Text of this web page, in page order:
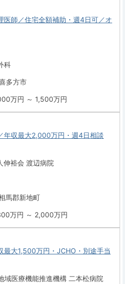
医師／住宅全額補助・週4日可／オ
科
多方市
万円 ～ 1,500万円
年収最大2,000万円・週4日相談
伸裕会 渡辺病院
馬郡新地町
万円 ～ 2,000万円
最大1,500万円・JCHO・別途手当
域医療機能推進機構 二本松病院